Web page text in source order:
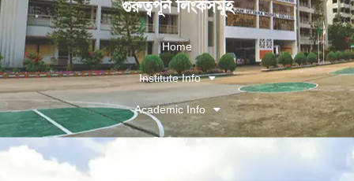
গুরুত্বপূর্ন লিংকসমূহ
Home
Institute Info
Academic Info
Gallery